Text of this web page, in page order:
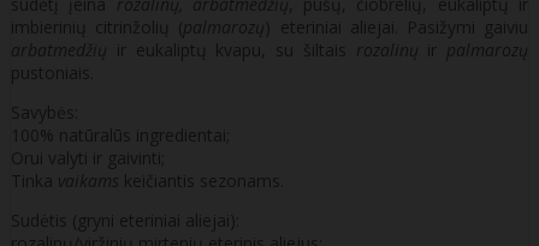
imbierinių citrinžolių (palmarozų) eteriniai aliejai. Pasižymi gaiviu
arbatmedžių ir eukaliptų kvapu, su šiltais rozalinų ir palmarozų
pustoniais.
Savybės:
100% natūralūs ingredientai;
Orui valyti ir gaivinti;
Tinka vaikams keičiantis sezonams.
Sudėtis (gryni eteriniai aliejai):